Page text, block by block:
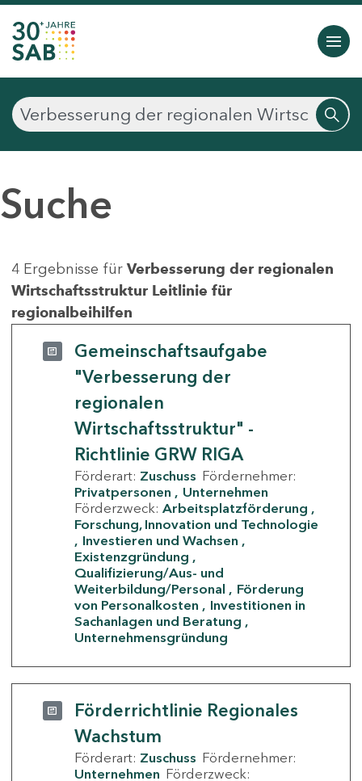
Suche
4 Ergebnisse für Verbesserung der regionalen
Wirtschaftsstruktur Leitlinie für
regionalbeihilfen
Gemeinschaftsaufgabe
"Verbesserung der
regionalen
Wirtschaftsstruktur" -
Richtlinie GRW RIGA
Förderart: Zuschuss Fördernehmer:
Privatpersonen
Unternehmen
Förderzweck: Arbeitsplatzförderung
Forschung, Innovation und Technologie
Investieren und Wachsen
Existenzgründung
Qualifizierung/Aus- und
Weiterbildung/Personal
Förderung
von Personalkosten
Investitionen in
Sachanlagen und Beratung
Unternehmensgründung
Förderrichtlinie Regionales
Wachstum
Förderart: Zuschuss Fördernehmer:
Unternehmen Förderzweck: